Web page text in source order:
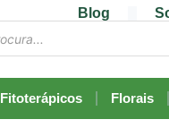
Blog
Fitoterápicos Florais